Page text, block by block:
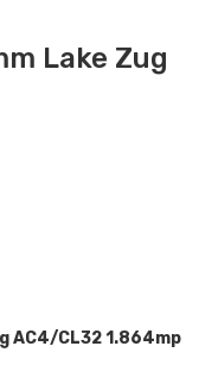
Lake Zug
AC4/CL32 1.864mp